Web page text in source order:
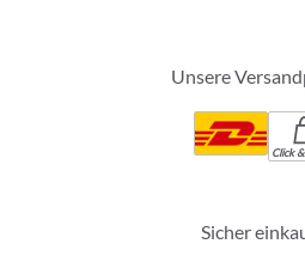
Unsere
Click
Sicher